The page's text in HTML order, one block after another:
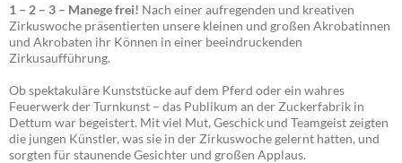
1 – 2 – 3 – Manege frei! Nach einer aufregenden und kreativen
Zirkuswoche präsentierten unsere kleinen und großen Akrobatinnen
und Akrobaten ihr Können in einer beeindruckenden
Zirkusaufführung.
Ob spektakuläre Kunststücke auf dem Pferd oder ein wahres
Feuerwerk der Turnkunst – das Publikum an der Zuckerfabrik in
Dettum war begeistert. Mit viel Mut, Geschick und Teamgeist zeigten
die jungen Künstler, was sie in der Zirkuswoche gelernt hatten, und
sorgten für staunende Gesichter und großen Applaus.